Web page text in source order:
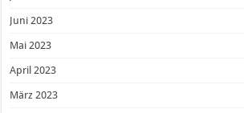
Juni 2023
Mai 2023
April 2023
März 2023